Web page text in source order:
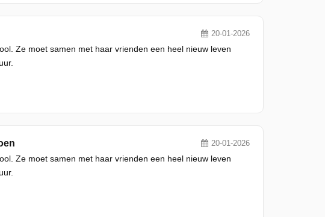
20-01-2026
Ze moet samen met haar vrienden een heel nieuw leven
20-01-2026
Ze moet samen met haar vrienden een heel nieuw leven